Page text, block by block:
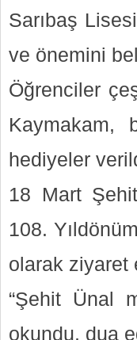
Sarıbaş
ve önemini
Öğrenciler
Kaymakam,
hediyeler
18 Mart
108.
olarak ziyaret
“Şehit Ünal
okundu, dua